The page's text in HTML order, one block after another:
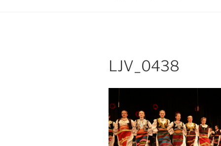
LJV_0438